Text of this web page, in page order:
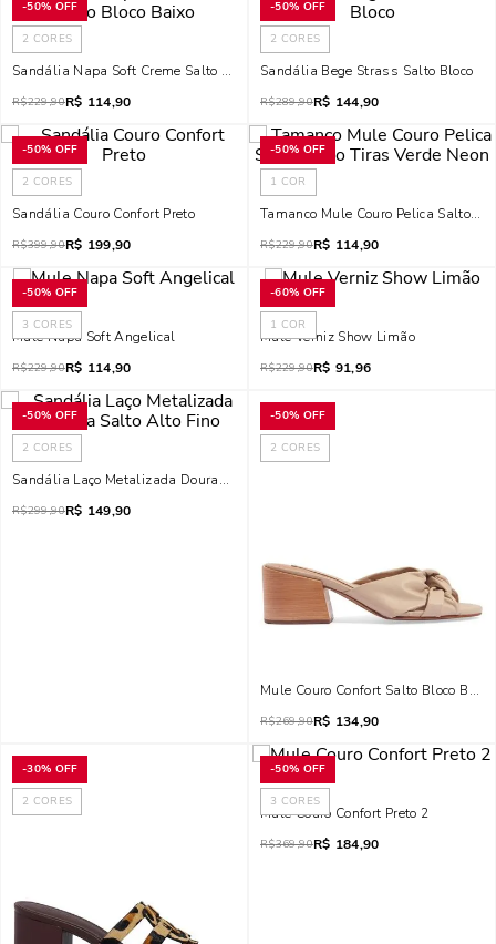
-50% OFF
2 CORES
Sandália Napa Soft Creme Salto Bloco Baixo
R$229,90R$ 114,90
-50% OFF
2 CORES
Sandália Bege Strass Salto Bloco
R$289,90R$ 144,90
-50% OFF
2 CORES
Sandália Couro Confort Preto
R$399,90R$ 199,90
-50% OFF
1 COR
Tamanco Mule Couro Pelica Salto
R$229,90R$ 114,90
-50% OFF
3 CORES
Mule Napa Soft Angelical
R$229,90R$ 114,90
-60% OFF
1 COR
Mule Verniz Show Limão
R$229,90R$ 91,96
-50% OFF
2 CORES
Sandália Laço Metalizada Dourada Salto Alto Fino
R$299,90R$ 149,90
-50% OFF
2 CORES
Mule Couro Confort Salto Bloco
R$269,90R$ 134,90
-30% OFF
2 CORES
-50% OFF
3 CORES
Mule Couro Confort Preto 2
R$369,90R$ 184,90